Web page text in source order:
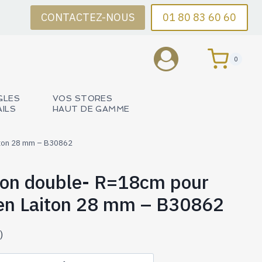
CONTACTEZ-NOUS 01 80 83 60 60
0
VOS STORES
HAUT DE GAMME
28 mm – B30862
double- R=18cm pour
Laiton 28 mm – B30862